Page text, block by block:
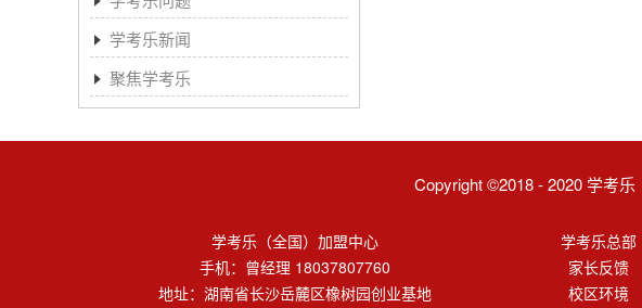
学考乐新闻
聚焦学考乐
Copyright ©2018 - 2020 学考
学考乐（全国）加盟中心
手机：曾经理 18037807760
地址：湖南省长沙岳麓区橡树园创业基地
学考乐总部
家长反馈
校区环境